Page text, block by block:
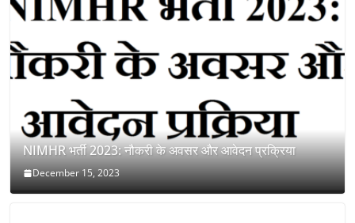
NIMHR भर्ती 2023: नौकरी के अवसर और आवेदन प्रक्रिया
December 15, 2023